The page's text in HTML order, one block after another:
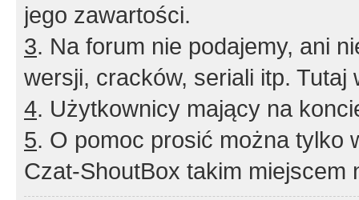
jego zawartości.
3. Na forum nie podajemy, ani
wersji, cracków, seriali itp. Tutaj
4. Użytkownicy mający na
5. O pomoc prosić można tylko
Czat-ShoutBox takim miejscem